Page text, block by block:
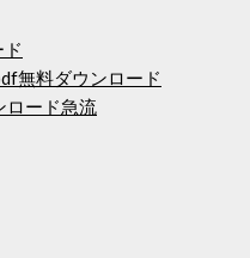
無料ダウンロード
ロード急流